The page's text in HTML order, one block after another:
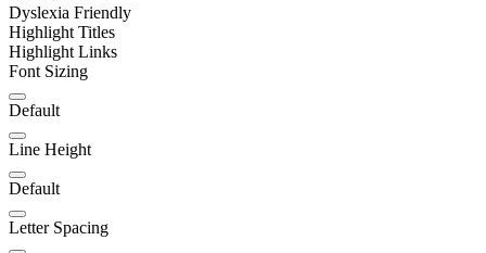
Dyslexia Friendly
Highlight Titles
Highlight Links
Font Sizing
Default
Line Height
Default
Letter Spacing